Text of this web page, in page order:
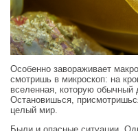
Особенно завораживает
смотришь в микроскоп: на
вселенная, которую обычный
Остановишься,
целый мир.